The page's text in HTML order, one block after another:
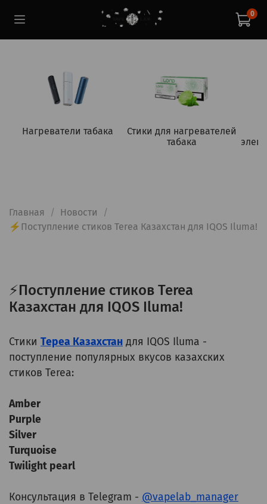
0
Нагреватели табака
Стики для нагревателей
табака
Главная
Новости
⚡Поступление стиков Terea Казахстан для IQOS Iluma!
⚡Поступление стиков Terea
Казахстан для IQOS Iluma!
Стики Тереа Казахстан для IQOS Iluma -
поступление популярных вкусов казахских
стиков Terea:
Amber
Purple
Silver
Turquoise
Twilight pearl
Консультация в Telegram - @vapelab_manager